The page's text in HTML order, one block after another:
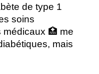
de type 1
soins
médicaux 🏥 me
mais